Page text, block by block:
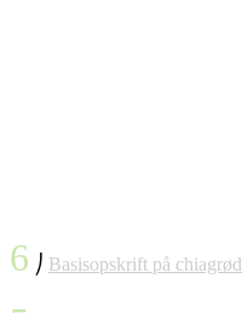
6 ⎠ Basisopskrift på chiagrød